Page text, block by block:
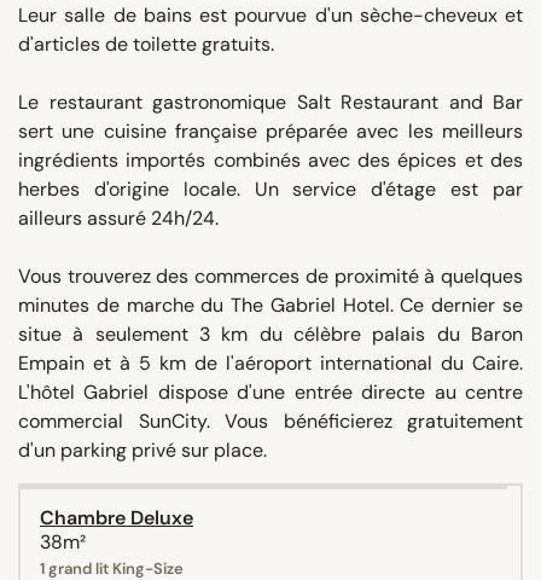
Leur salle de bains est pourvue d'un sèche-cheveux et
d'articles de toilette gratuits.
Le restaurant gastronomique Salt Restaurant and Bar
sert une cuisine française préparée avec les meilleurs
ingrédients importés combinés avec des épices et des
herbes d'origine locale. Un service d'étage est par
ailleurs assuré 24h/24.
Vous trouverez des commerces de proximité à quelques
minutes de marche du The Gabriel Hotel. Ce dernier se
situe à seulement 3 km du célèbre palais du Baron
Empain et à 5 km de l'aéroport international du Caire.
L'hôtel Gabriel dispose d'une entrée directe au centre
commercial SunCity. Vous bénéficierez gratuitement
d'un parking privé sur place.
Chambre Deluxe
38m²
1 grand lit King-Size